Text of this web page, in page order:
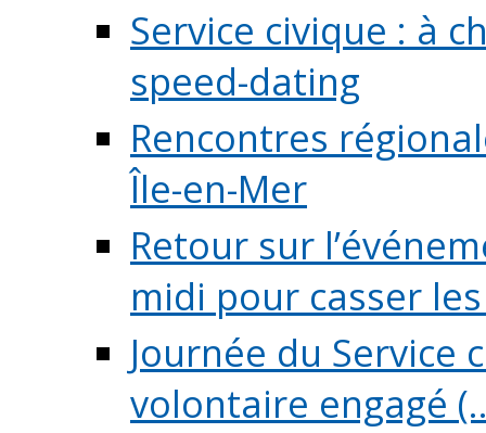
Service civique : à
speed-dating
Rencontres
Île-en-Mer
Retour sur
midi pour casser les
Journée du Service
volontaire engagé